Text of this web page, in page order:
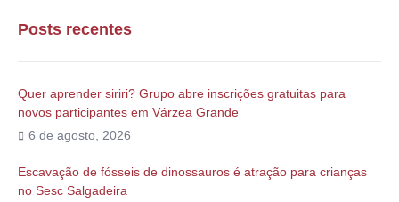
Posts recentes
Quer aprender siriri? Grupo abre inscrições gratuitas para
novos participantes em Várzea Grande
6 de agosto, 2026
Escavação de fósseis de dinossauros é atração para crianças
no Sesc Salgadeira